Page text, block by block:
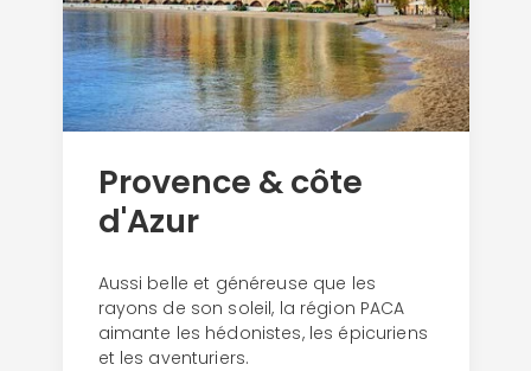
Provence & côte
d'Azur
Aussi belle et généreuse que les
rayons de son soleil, la région PACA
aimante les hédonistes, les épicuriens
et les aventuriers.